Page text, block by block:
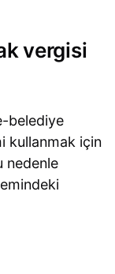
vergisi
belediye
kullanmak için
nedenle